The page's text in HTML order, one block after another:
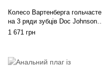
Колесо Вартенберга гольчасте
на 3 ряди зубців Doc Johnson
Kink- Spike - Solid Metal
1 671 грн